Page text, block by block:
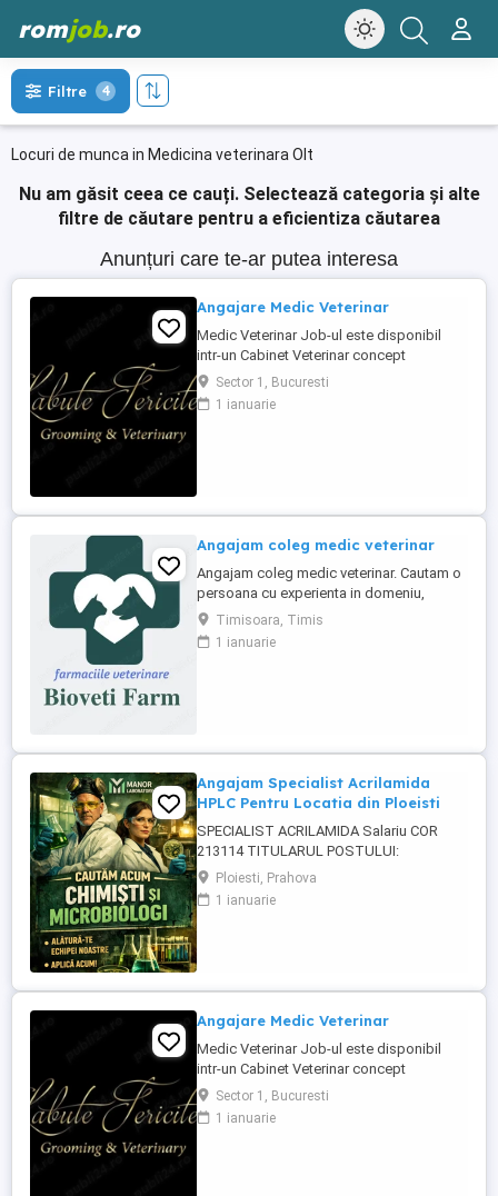
romjob.ro
Locuri de munca in Medicina veterinara Olt
Filtre 4
Nu am găsit ceea ce cauți. Selectează categoria și alte
filtre de căutare pentru a eficientiza căutarea
Anunțuri care te-ar putea interesa
Angajare Medic Veterinar
Medic Veterinar Job-ul este disponibil
intr-un Cabinet Veterinar concept
Boutique, situat in zona de Nord a
Bucurestiului, avand clientii proprii. Daca
esti un medic veterinar pasionat de ceea
Sector 1, Bucuresti
1 ianuarie
Angajam coleg medic veterinar
Angajam coleg medic veterinar. Cautam o
persoana cu experienta in domeniu,
serioasa, dinamica, pasionata de
domeniu, cu spirit de echipa. Orientare
către client Bune abilități de comunicare
Timisoara, Timis
1 ianuarie
Angajam Specialist Acrilamida
HPLC Pentru Locatia din Ploeisti
SPECIALIST ACRILAMIDA Salariu COR
213114 TITULARUL POSTULUI:
_______________________________________
COMPARTIMENTUL: Laboratorul MANOR
LABORATORY CENTER SRL, punct de
postliceale absolvite ...
Ploiesti, Prahova
1 ianuarie
Angajare Medic Veterinar
Medic Veterinar Job-ul este disponibil
intr-un Cabinet Veterinar concept
Boutique, situat in zona de Nord a
Bucurestiului, avand clientii proprii. Daca
esti un medic veterinar pasionat de ceea
Sector 1, Bucuresti
1 ianuarie